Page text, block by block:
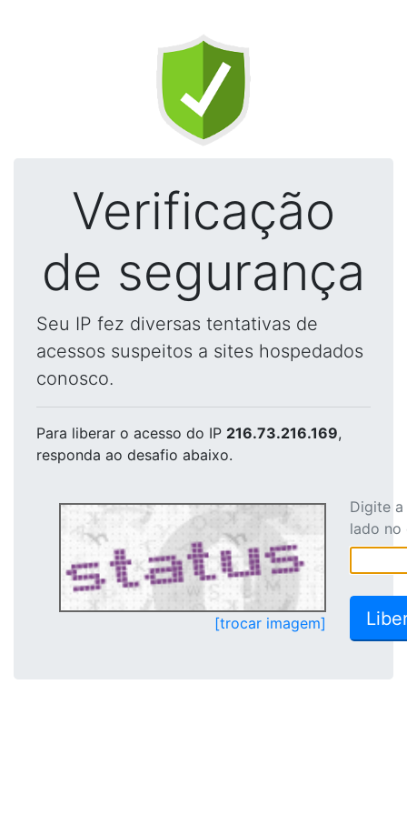
Verificação
de segurança
Seu IP fez diversas tentativas de
acessos suspeitos a sites hospedados
conosco.
Para liberar o acesso do IP 216.73.216.169,
responda ao desafio abaixo.
[trocar imagem]
Digite
lado no